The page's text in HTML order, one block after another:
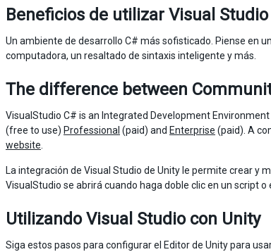
Beneficios de utilizar Visual Studio
Un ambiente de desarrollo C# más sofisticado. Piense en
computadora, un resaltado de sintaxis inteligente y más.
The difference between
VisualStudio C# is an Integrated Development
(free to use) Professional (paid) and Enterprise (paid). A
website
La integración de Visual Studio de Unity le permite crear
VisualStudio se abrirá cuando haga doble clic en un script
Utilizando Visual Studio con Unity
Siga estos pasos para configurar el Editor de Unity para